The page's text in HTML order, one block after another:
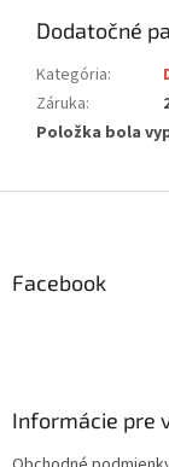
Dodatočné
Kategória:
Záruka:
Položka bola
Facebook
Informácie pre